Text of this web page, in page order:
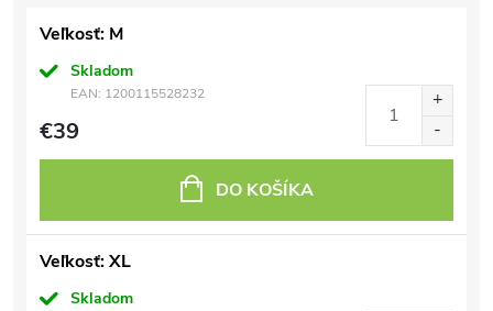
Veľkosť: M
Skladom
EAN: 1200115528232
€39
DO KOŠÍKA
Veľkosť: XL
Skladom